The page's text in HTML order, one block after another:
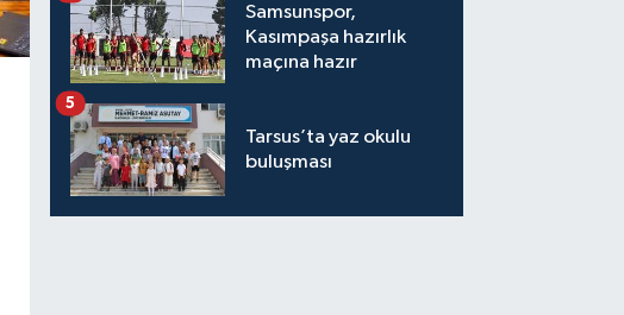
Samsunspor,
Kasımpaşa hazırlık
maçına hazır
Tarsus’ta yaz okulu
buluşması
5